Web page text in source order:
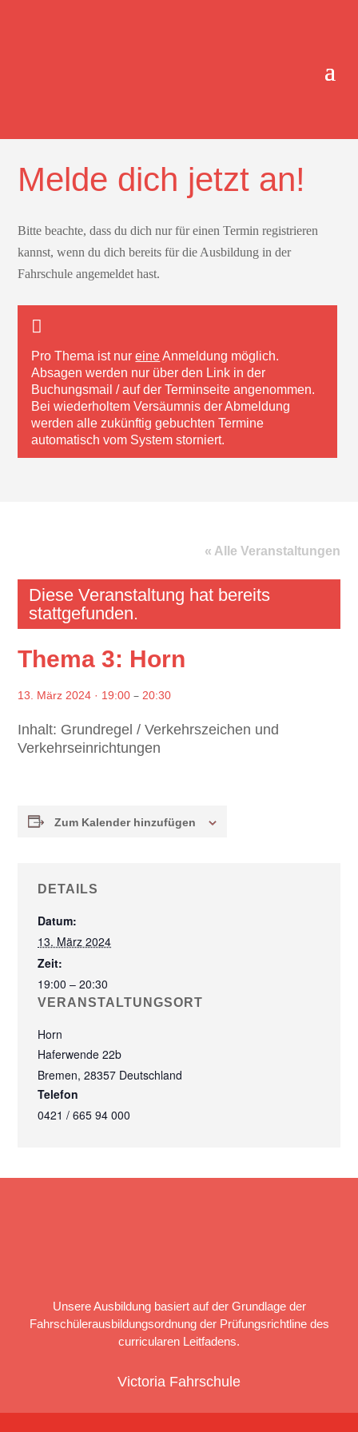
Melde dich jetzt an!
Bitte beachte, dass du dich nur für einen Termin registrieren
kannst, wenn du dich bereits für die Ausbildung in der
Fahrschule angemeldet hast.
Pro Thema ist nureineAnmeldung möglich.
Absagen werden nur über den Link in der
Buchungsmail / auf der Terminseite angenommen.
Bei wiederholtem Versäumnis der Abmeldung
werden alle zukünftig gebuchten Termine
automatisch vom System storniert.
« Alle Veranstaltungen
Diese Veranstaltung hat bereits
stattgefunden.
Thema 3: Horn
13. März 2024 · 19:00 – 20:30
Inhalt: Grundregel / Verkehrszeichen und
Verkehrseinrichtungen
Zum Kalender hinzufügen
DETAILS
Datum:
13. März 2024
Zeit:
19:00 – 20:30
VERANSTALTUNGSORT
Horn
Haferwende 22b
Bremen, 28357 Deutschland
Telefon
0421 / 665 94 000
Unsere Ausbildung basiert auf der Grundlage der
Fahrschülerausbildungsordnung der Prüfungsrichtline des
curricularen Leitfadens.
Victoria Fahrschule